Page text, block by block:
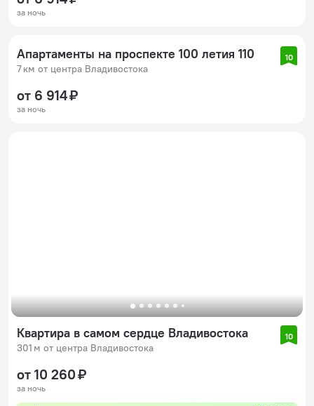
за ночь
Апартаменты на проспекте 100 летия 110
7 км от центра Владивостока
10
от 6 914 ₽
за ночь
Квартира в самом сердце Владивостока
301 м от центра Владивостока
10
от 10 260 ₽
за ночь